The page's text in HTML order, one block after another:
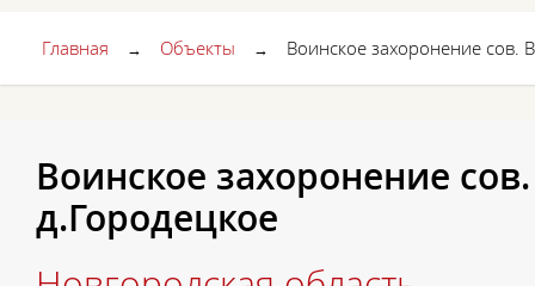
Главная → Объекты → Воинское захоронение сов.
Воинское захоронение
д.Городецкое